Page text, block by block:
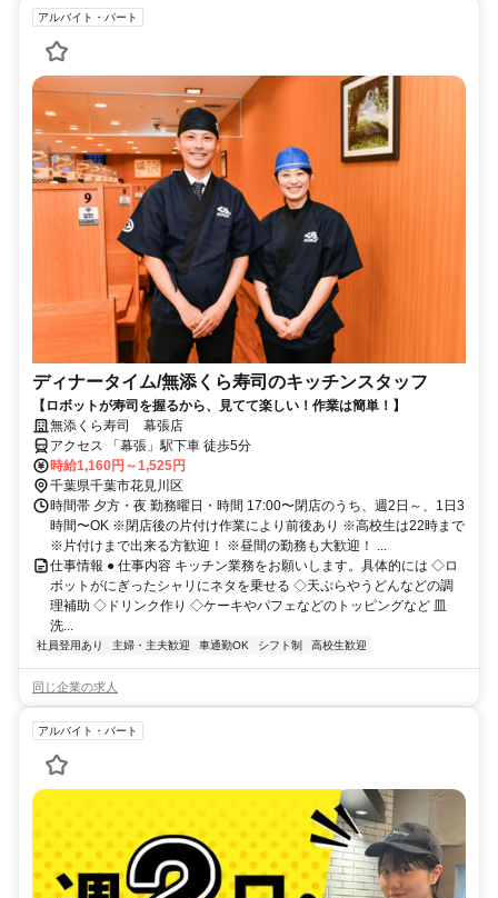
アルバイト・パート
ディナータイム/無添くら寿司のキッチンスタッフ
【ロボットが寿司を握るから、見てて楽しい！作業は簡単！】
無添くら寿司 幕張店
アクセス 「幕張」駅下車 徒歩5分
時給1,160円～1,525円
千葉県千葉市花見川区
時間帯 夕方・夜 勤務曜日・時間 17:00〜閉店のうち、週2日～、1日3
時間〜OK ※閉店後の片付け作業により前後あり ※高校生は22時まで
※片付けまで出来る方歓迎！ ※昼間の勤務も大歓迎！ ...
仕事情報 ● 仕事内容 キッチン業務をお願いします。具体的には ◇ロ
ボットがにぎったシャリにネタを乗せる ◇天ぷらやうどんなどの調
理補助 ◇ドリンク作り ◇ケーキやパフェなどのトッピングなど 皿
洗...
社員登用あり 主婦・主夫歓迎 車通勤OK シフト制 高校生歓迎
同じ企業の求人
アルバイト・パート